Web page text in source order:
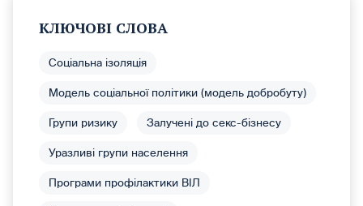
КЛЮЧОВІ СЛОВА
Соціальна ізоляція
Модель соціальної політики (модель добробуту)
Групи ризику Залучені до секс-бізнесу
Уразливі групи населення
Програми профілактики ВІЛ